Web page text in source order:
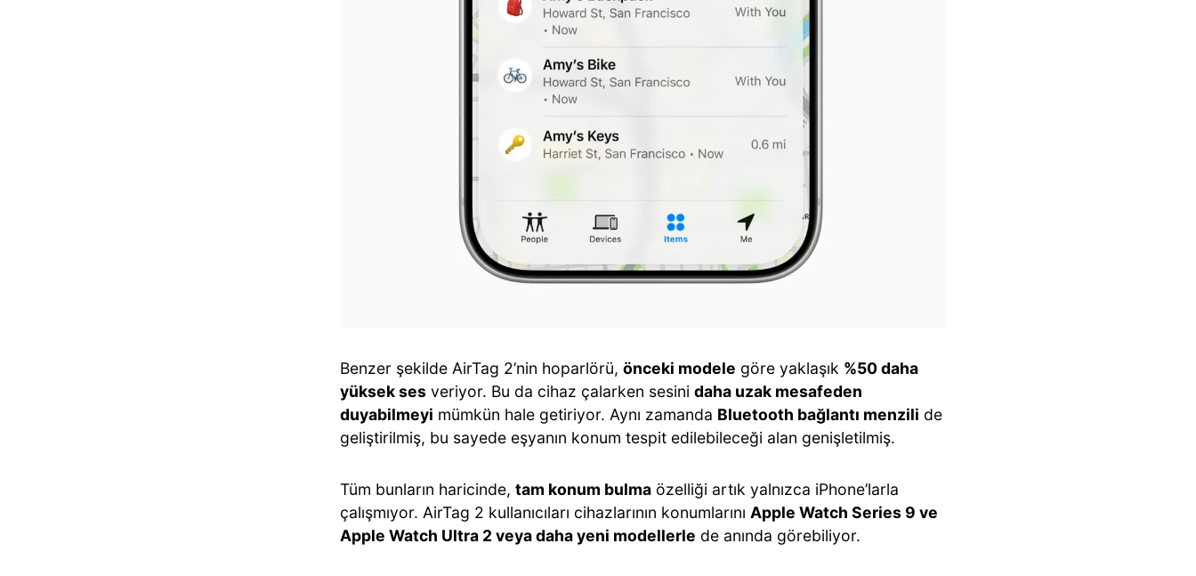
Benzer şekilde AirTag 2’nin hoparlörü, önceki modele göre yaklaşık %50 daha
yüksek ses veriyor. Bu da cihaz çalarken sesini daha uzak mesafeden
duyabilmeyi mümkün hale getiriyor. Aynı zamanda Bluetooth bağlantı menzili de
geliştirilmiş, bu sayede eşyanın konum tespit edilebileceği alan genişletilmiş.
Tüm bunların haricinde, tam konum bulma özelliği artık yalnızca iPhone’larla
çalışmıyor. AirTag 2 kullanıcıları cihazlarının konumlarını Apple Watch Series 9 ve
Apple Watch Ultra 2 veya daha yeni modellerle de anında görebiliyor.